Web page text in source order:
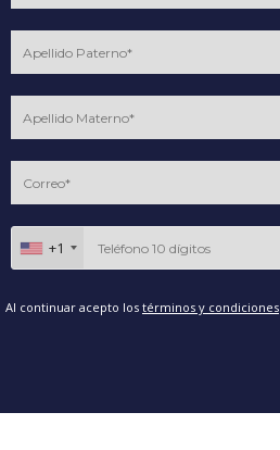
+1
Al continuar acepto los términos y condiciones